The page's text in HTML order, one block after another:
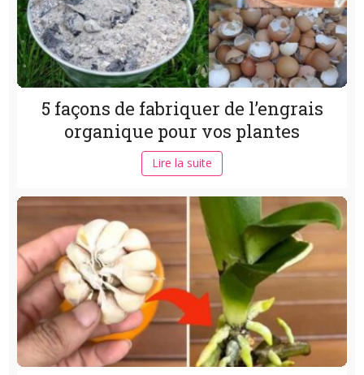
5 façons de fabriquer de l’engrais
organique pour vos plantes
Lire la suite